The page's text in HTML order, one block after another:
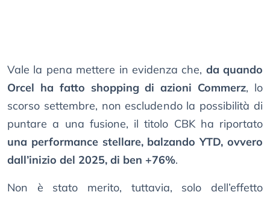
Vale la pena mettere in evidenza che, da quando
Orcel ha fatto shopping di azioni Commerz, lo
scorso settembre, non escludendo la possibilità di
puntare a una fusione, il titolo CBK ha riportato
una performance stellare, balzando YTD, ovvero
dall’inizio del 2025, di ben +76%.
Non è stato merito, tuttavia, solo dell’effetto